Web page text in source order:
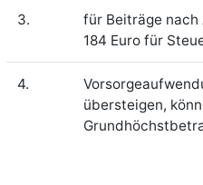
3.
für Beiträge nach
184 Euro für
4.
übersteigen,